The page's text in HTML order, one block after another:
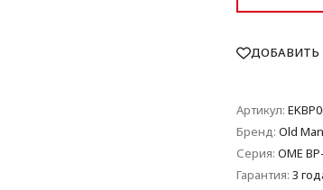
ДОБАВИТЬ
Артикул:
Бренд: Old
Серия: OME
Гарантия: 3